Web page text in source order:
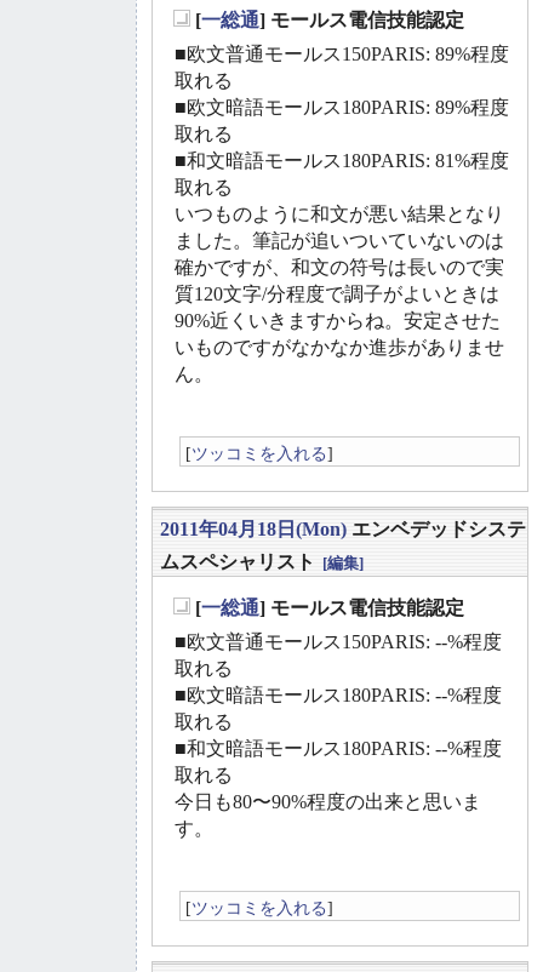
[一総通] モールス電信技能認定
■欧文普通モールス150PARIS: 89%程度
取れる
■欧文暗語モールス180PARIS: 89%程度
取れる
■和文暗語モールス180PARIS: 81%程度
取れる
いつものように和文が悪い結果となり
ました。筆記が追いついていないのは
確かですが、和文の符号は長いので実
質120文字/分程度で調子がよいときは
90%近くいきますからね。安定させた
いものですがなかなか進歩がありませ
ん。
[ツッコミを入れる]
2011年04月18日(Mon) エンベデッドシステ
ムスペシャリスト
[編集]
[一総通] モールス電信技能認定
■欧文普通モールス150PARIS: --%程度
取れる
■欧文暗語モールス180PARIS: --%程度
取れる
■和文暗語モールス180PARIS: --%程度
取れる
今日も80〜90%程度の出来と思いま
す。
[ツッコミを入れる]